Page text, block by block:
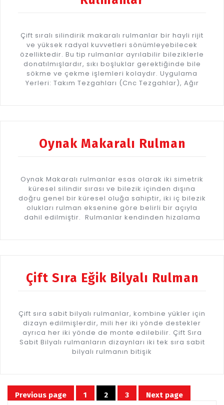
Çift sıralı silindirik makaralı rulmanlar bir hayli rijit
ve yüksek radyal kuvvetleri sönümleyebilecek
özelliktedir. Bu tip rulmanlar ayrılabilir bileziklerle
donatılmışlardır, sıkı boşluklar gerektiğinde bile
sökme ve çekme işlemleri kolaydır. Uygulama
Yerleri: Takım Tezgahları (Cnc Tezgahlar), Ağır
Oynak Makaralı Rulman
Oynak Makaralı rulmanlar esas olarak iki simetrik
küresel silindir sırası ve bilezik içinden dışına
doğru genel bir küresel oluğa sahiptir, iki iç bilezik
olukları rulman eksenine göre belirli bir açıyla
dahil edilmiştir. Rulmanlar kendinden hizalama
Çift Sıra Eğik Bilyalı Rulman
Çift sıra sabit bilyalı rulmanlar, kombine yükler için
dizayn edilmişlerdir, mili her iki yönde destekler
ayrıca her iki yönde de monte edilebilir. Çift Sıra
Sabit Bilyalı rulmanların dizaynları iki tek sıra sabit
bilyalı rulmanın bitişik
Yazı
Previous page Page
1 Page
2 Page
3 Next page